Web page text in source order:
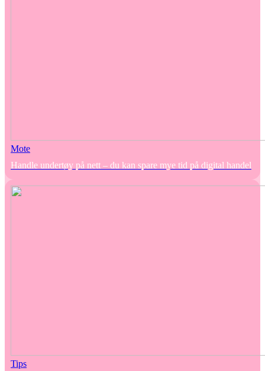
Mote
Handle undertøy på nett – du kan spare mye tid på digital handel
Tips